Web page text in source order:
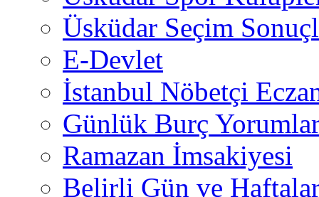
Üsküdar Seçim
E-Devlet
İstanbul Nöbetçi
Günlük Burç
Ramazan İmsakiyesi
Belirli Gün ve